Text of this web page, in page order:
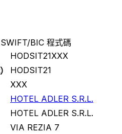
BIC 程式碼
HODSIT21XXX
HODSIT21
XXX
HOTEL ADLER S.R.L.
HOTEL ADLER S.R.L.
VIA REZIA 7